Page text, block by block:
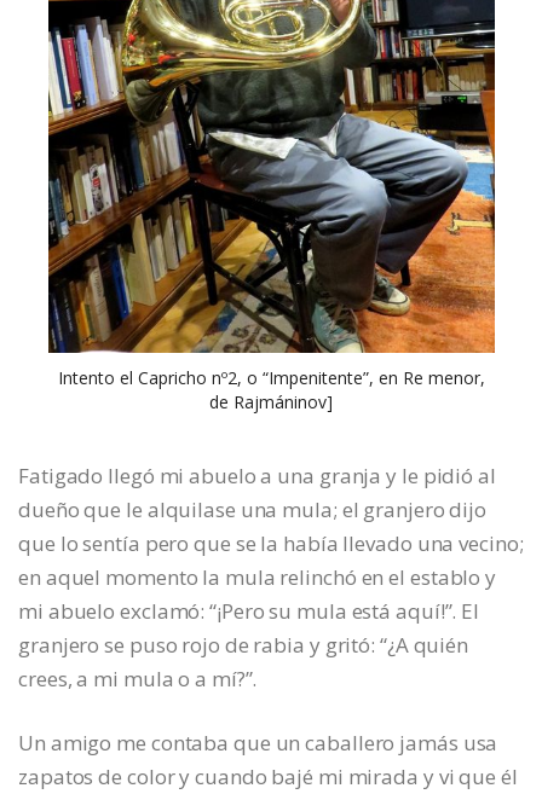
Intento el Capricho nº2, o “Impenitente”, en Re menor,
de Rajmáninov]
Fatigado llegó mi abuelo a una granja y le pidió al
dueño que le alquilase una mula; el granjero dijo
que lo sentía pero que se la había llevado una vecino;
en aquel momento la mula relinchó en el establo y
mi abuelo exclamó: “¡Pero su mula está aquí!”. El
granjero se puso rojo de rabia y gritó: “¿A quién
crees, a mi mula o a mí?”.
Un amigo me contaba que un caballero jamás usa
zapatos de color y cuando bajé mi mirada y vi que él